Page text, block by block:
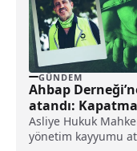
GÜNDEM
Ahbap
atandı: Kapatma
Asliye Hukuk
yönetim kayyumu